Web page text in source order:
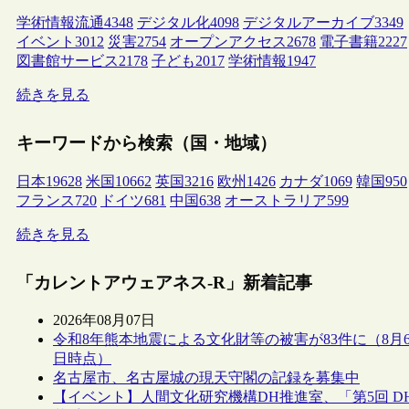
学術情報流通4348 デジタル化4098 デジタルアーカイブ3349
イベント 3012 災害2754 オープンアクセス2678 電子書籍2227
図書館サービス2178 子ども2017 学術情報1947
続きを見る
キーワードから検索（国・地域）
日本19628 米国 10662 英国3216 欧州 1426 カナダ1069 韓国950
フランス720 ドイツ681 中国638 オーストラリア599
続きを見る
「カレントアウェアネス-R」新着記事
2026年08月07日
令和8年熊本地震による文化財等の被害が83件に（8月
日時点）
名古屋市、名古屋城の現天守閣の記録を募集中
【イベント】人間文化研究機構DH推進室、「第5回